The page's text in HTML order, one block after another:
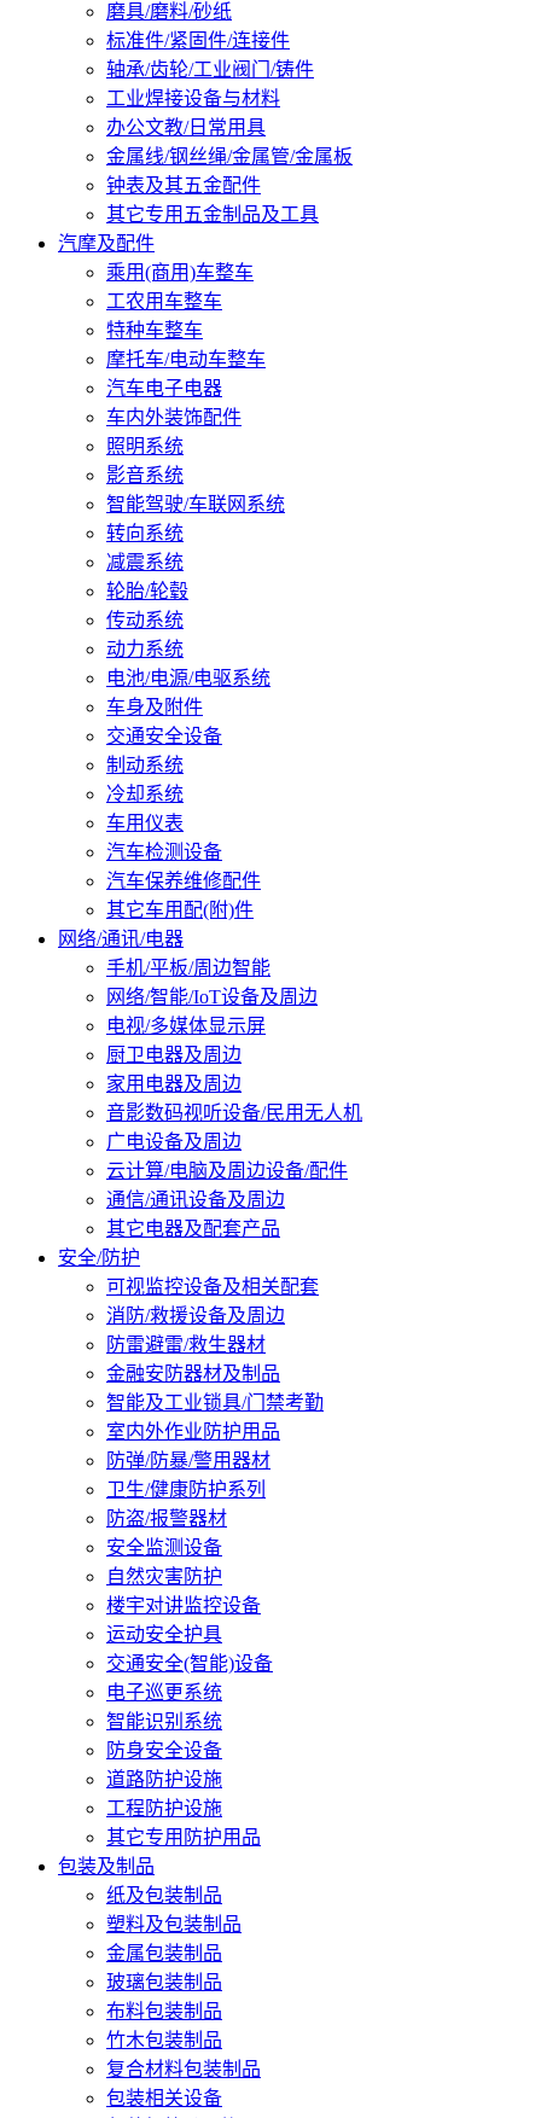
磨具/磨料/砂纸
标准件/紧固件/连接件
轴承/齿轮/工业阀门/铸件
工业焊接设备与材料
办公文教/日常用具
金属线/钢丝绳/金属管/金属板
钟表及其五金配件
其它专用五金制品及工具
汽摩及配件
乘用(商用)车整车
工农用车整车
特种车整车
摩托车/电动车整车
汽车电子电器
车内外装饰配件
照明系统
影音系统
智能驾驶/车联网系统
转向系统
减震系统
轮胎/轮毂
传动系统
动力系统
电池/电源/电驱系统
车身及附件
交通安全设备
制动系统
冷却系统
车用仪表
汽车检测设备
汽车保养维修配件
其它车用配(附)件
网络/通讯/电器
手机/平板/周边智能
网络/智能/IoT设备及周边
电视/多媒体显示屏
厨卫电器及周边
家用电器及周边
音影数码视听设备/民用无人机
广电设备及周边
云计算/电脑及周边设备/配件
通信/通讯设备及周边
其它电器及配套产品
安全/防护
可视监控设备及相关配套
消防/救援设备及周边
防雷避雷/救生器材
金融安防器材及制品
智能及工业锁具/门禁考勤
室内外作业防护用品
防弹/防暴/警用器材
卫生/健康防护系列
防盗/报警器材
安全监测设备
自然灾害防护
楼宇对讲监控设备
运动安全护具
交通安全(智能)设备
电子巡更系统
智能识别系统
防身安全设备
道路防护设施
工程防护设施
其它专用防护用品
包装及制品
纸及包装制品
塑料及包装制品
金属包装制品
玻璃包装制品
布料包装制品
竹木包装制品
复合材料包装制品
包装相关设备